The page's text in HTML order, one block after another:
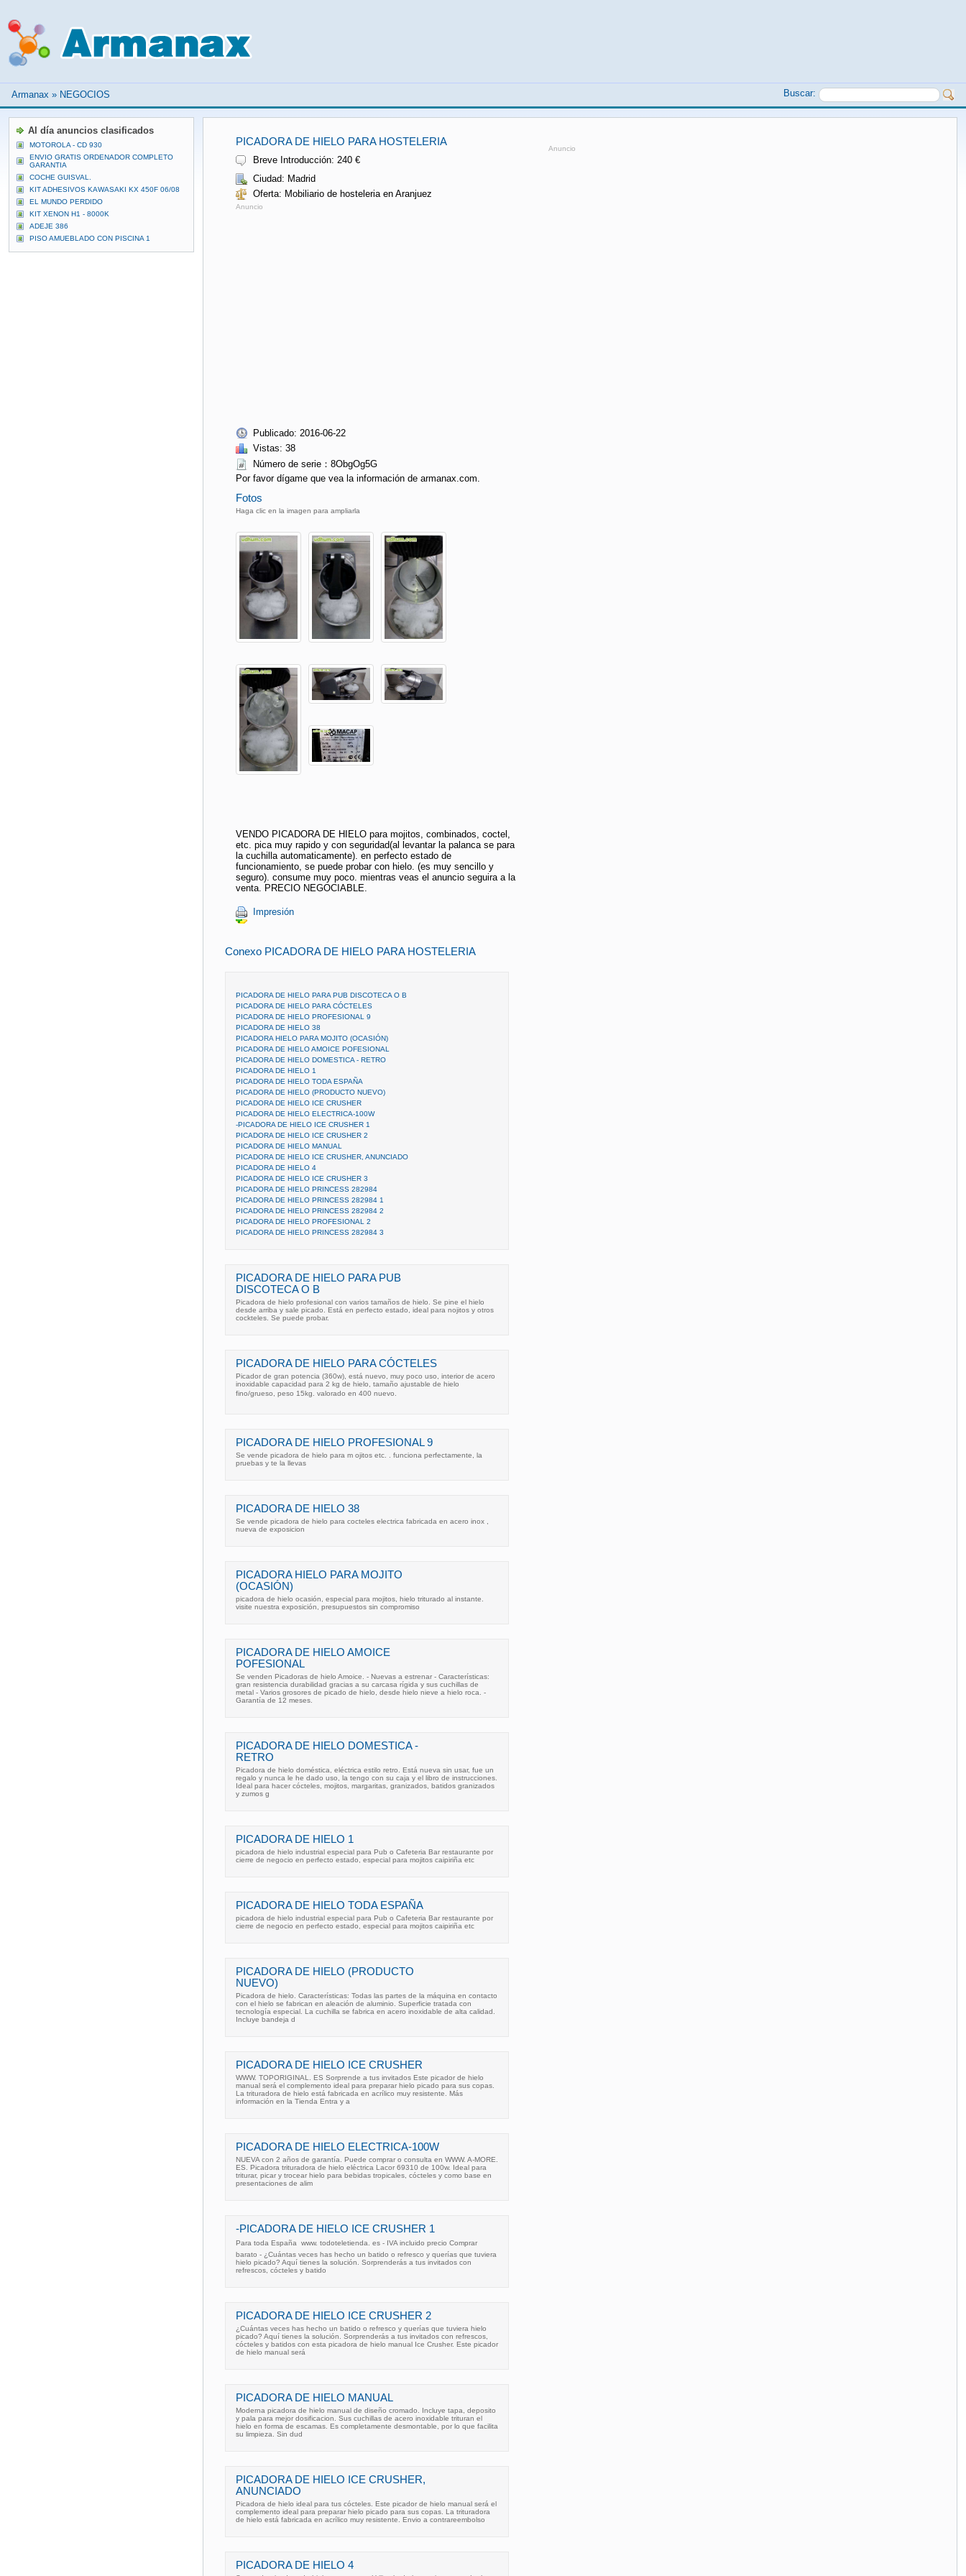
Armanax » NEGOCIOS Buscar:
PICADORA DE HIELO PARA HOSTELERIA
Breve Introducción: 240 €
Ciudad: Madrid
Oferta: Mobiliario de hosteleria en Aranjuez
Anuncio
Publicado: 2016-06-22
Vistas: 38
Número de serie：8ObgOg5G
Por favor dígame que vea la información de armanax.com.
Fotos
Haga clic en la imagen para ampliarla
VENDO PICADORA DE HIELO para mojitos, combinados, coctel,
etc. pica muy rapido y con seguridad(al levantar la palanca se para
la cuchilla automaticamente). en perfecto estado de
funcionamiento, se puede probar con hielo. (es muy sencillo y
seguro). consume muy poco. mientras veas el anuncio seguira a la
venta. PRECIO NEGOCIABLE.
Impresión
Anuncio
Conexo PICADORA DE HIELO PARA HOSTELERIA
PICADORA DE HIELO PARA PUB DISCOTECA O B
PICADORA DE HIELO PARA CÓCTELES
PICADORA DE HIELO PROFESIONAL 9
PICADORA DE HIELO 38
PICADORA HIELO PARA MOJITO (OCASIÓN)
PICADORA DE HIELO AMOICE POFESIONAL
PICADORA DE HIELO DOMESTICA - RETRO
PICADORA DE HIELO 1
PICADORA DE HIELO TODA ESPAÑA
PICADORA DE HIELO (PRODUCTO NUEVO)
PICADORA DE HIELO ICE CRUSHER
PICADORA DE HIELO ELECTRICA-100W
-PICADORA DE HIELO ICE CRUSHER 1
PICADORA DE HIELO ICE CRUSHER 2
PICADORA DE HIELO MANUAL
PICADORA DE HIELO ICE CRUSHER, ANUNCIADO
PICADORA DE HIELO 4
PICADORA DE HIELO ICE CRUSHER 3
PICADORA DE HIELO PRINCESS 282984
PICADORA DE HIELO PRINCESS 282984 1
PICADORA DE HIELO PRINCESS 282984 2
PICADORA DE HIELO PROFESIONAL 2
PICADORA DE HIELO PRINCESS 282984 3
PICADORA DE HIELO PARA PUB
DISCOTECA O B
Picadora de hielo profesional con varios tamaños de hielo. Se pine el hielo
desde arriba y sale picado. Está en perfecto estado, ideal para nojitos y otros
cockteles. Se puede probar.
PICADORA DE HIELO PARA CÓCTELES
Picador de gran potencia (360w), está nuevo, muy poco uso, interior de acero
inoxidable capacidad para 2 kg de hielo, tamaño ajustable de hielo
fino/grueso, peso 15kg. valorado en 400 nuevo.
PICADORA DE HIELO PROFESIONAL 9
Se vende picadora de hielo para m ojitos etc. . funciona perfectamente, la
pruebas y te la llevas
PICADORA DE HIELO 38
Se vende picadora de hielo para cocteles electrica fabricada en acero inox ,
nueva de exposicion
PICADORA HIELO PARA MOJITO
(OCASIÓN)
picadora de hielo ocasión, especial para mojitos, hielo triturado al instante.
visite nuestra exposición, presupuestos sin compromiso
PICADORA DE HIELO AMOICE
POFESIONAL
Se venden Picadoras de hielo Amoice. - Nuevas a estrenar - Características:
gran resistencia durabilidad gracias a su carcasa rígida y sus cuchillas de
metal - Varios grosores de picado de hielo, desde hielo nieve a hielo roca. -
Garantía de 12 meses.
PICADORA DE HIELO DOMESTICA -
RETRO
Picadora de hielo doméstica, eléctrica estilo retro. Está nueva sin usar, fue un
regalo y nunca le he dado uso, la tengo con su caja y el libro de instrucciones.
Ideal para hacer cócteles, mojitos, margaritas, granizados, batidos granizados
y zumos g
PICADORA DE HIELO 1
picadora de hielo industrial especial para Pub o Cafeteria Bar restaurante por
cierre de negocio en perfecto estado, especial para mojitos caipiriña etc
PICADORA DE HIELO TODA ESPAÑA
picadora de hielo industrial especial para Pub o Cafeteria Bar restaurante por
cierre de negocio en perfecto estado, especial para mojitos caipiriña etc
PICADORA DE HIELO (PRODUCTO
NUEVO)
Picadora de hielo. Características: Todas las partes de la máquina en contacto
con el hielo se fabrican en aleación de aluminio. Superficie tratada con
tecnología especial. La cuchilla se fabrica en acero inoxidable de alta calidad.
Incluye bandeja d
PICADORA DE HIELO ICE CRUSHER
WWW. TOPORIGINAL. ES Sorprende a tus invitados Este picador de hielo
manual será el complemento ideal para preparar hielo picado para sus copas.
La trituradora de hielo está fabricada en acrílico muy resistente. Más
información en la Tienda Entra y a
PICADORA DE HIELO ELECTRICA-100W
NUEVA con 2 años de garantía. Puede comprar o consulta en WWW. A-MORE.
ES. Picadora trituradora de hielo eléctrica Lacor 69310 de 100w. Ideal para
triturar, picar y trocear hielo para bebidas tropicales, cócteles y como base en
presentaciones de alim
-PICADORA DE HIELO ICE CRUSHER 1
Para toda España  www. todoteletienda. es - IVA incluido precio Comprar
barato - ¿Cuántas veces has hecho un batido o refresco y querías que tuviera
hielo picado? Aquí tienes la solución. Sorprenderás a tus invitados con
refrescos, cócteles y batido
PICADORA DE HIELO ICE CRUSHER 2
¿Cuántas veces has hecho un batido o refresco y querías que tuviera hielo
picado? Aquí tienes la solución. Sorprenderás a tus invitados con refrescos,
cócteles y batidos con esta picadora de hielo manual Ice Crusher. Este picador
de hielo manual será
PICADORA DE HIELO MANUAL
Moderna picadora de hielo manual de diseño cromado. Incluye tapa, deposito
y pala para mejor dosificacion. Sus cuchillas de acero inoxidable trituran el
hielo en forma de escamas. Es completamente desmontable, por lo que facilita
su limpieza. Sin dud
PICADORA DE HIELO ICE CRUSHER,
ANUNCIADO
Picadora de hielo ideal para tus cócteles. Este picador de hielo manual será el
complemento ideal para preparar hielo picado para sus copas. La trituradora
de hielo está fabricada en acrílico muy resistente. Envio a contrareembolso
PICADORA DE HIELO 4
Al día anuncios clasificados
MOTOROLA - CD 930
ENVIO GRATIS ORDENADOR COMPLETO
GARANTIA
COCHE GUISVAL.
KIT ADHESIVOS KAWASAKI KX 450F 06/08
EL MUNDO PERDIDO
KIT XENON H1 - 8000K
ADEJE 386
PISO AMUEBLADO CON PISCINA 1